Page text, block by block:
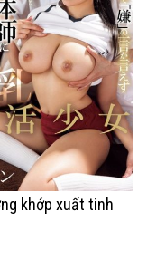
khớp xuất tinh